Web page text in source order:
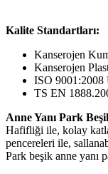
Kalite Standartları:
Kanserojen
Kanserojen
ISO
TS EN
Anne Yanı Park
Hafifliği ile, kolay
pencereleri ile,
Park beşik anne yanı